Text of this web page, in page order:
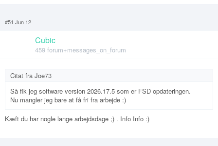
#51 Jun 12
Cubic
459 forum+messages_on_forum
Citat fra Joe73
Så fik jeg software version 2026.17.5 som er FSD opdateringen.
Nu mangler jeg bare at få fri fra arbejde :)
Kæft du har nogle lange arbejdsdage ;) . Info Info :)